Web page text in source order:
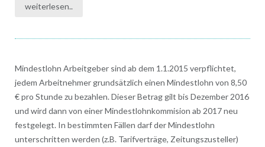
weiterlesen..
Mindestlohn Arbeitgeber sind ab dem 1.1.2015 verpflichtet,
jedem Arbeitnehmer grundsätzlich einen Mindestlohn von 8,50
€ pro Stunde zu bezahlen. Dieser Betrag gilt bis Dezember 2016
und wird dann von einer Mindestlohnkommision ab 2017 neu
festgelegt. In bestimmten Fällen darf der Mindestlohn
unterschritten werden (z.B. Tarifverträge, Zeitungszusteller)